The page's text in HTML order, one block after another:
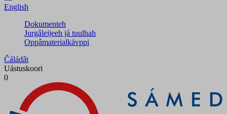
English
Dokumenteh
Jurgâleijeeh já tuulhah
Oppâmaterialkävppi
Čáládât
Uástuskoori
0